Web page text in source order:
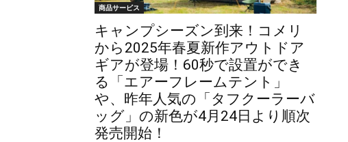
商品サービス
キャンプシーズン到来！コメリ
から2025年春夏新作アウトドア
ギアが登場！60秒で設置ができ
る「エアーフレームテント」
や、昨年人気の「タフクーラーバ
ッグ」の新色が4月24日より順次
発売開始！